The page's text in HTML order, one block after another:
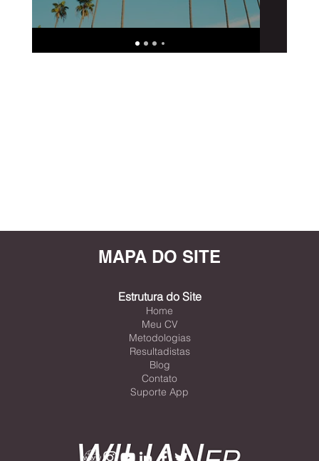
MAPA DO SITE
Estrutura do Site
Home
Meu CV
Metodologias
Resultadistas
Blog
Contato
Suporte App